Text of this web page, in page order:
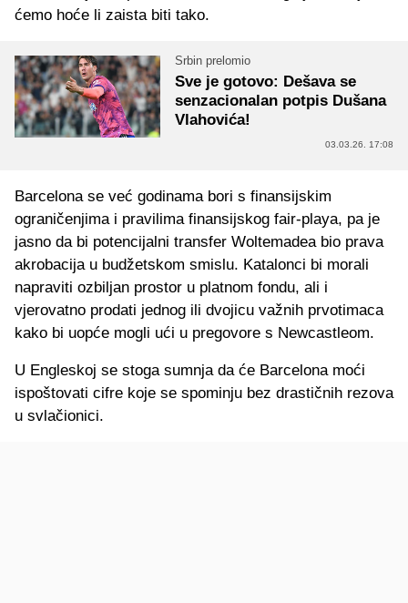
ćemo hoće li zaista biti tako.
Srbin prelomio
Sve je gotovo: Dešava se
senzacionalan potpis Dušana
Vlahovića!
03.03.26. 17:08
Barcelona se već godinama bori s finansijskim
ograničenjima i pravilima finansijskog fair-playa, pa je
jasno da bi potencijalni transfer Woltemadea bio prava
akrobacija u budžetskom smislu. Katalonci bi morali
napraviti ozbiljan prostor u platnom fondu, ali i
vjerovatno prodati jednog ili dvojicu važnih prvotimaca
kako bi uopće mogli ući u pregovore s Newcastleom.
U Engleskoj se stoga sumnja da će Barcelona moći
ispoštovati cifre koje se spominju bez drastičnih rezova
u svlačionici.